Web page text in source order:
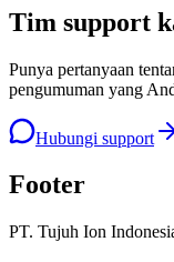
Tim support
Punya pertanyaan
pengumuman yang
Hubungi support
Footer
PT. Tujuh Ion